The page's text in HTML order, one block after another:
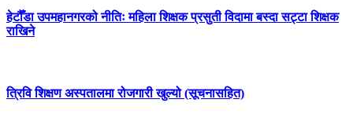
हेटौँडा उपमहानगरको नीतिः महिला शिक्षक प्रसुती विदामा बस्दा सट्टा शिक्षक
राखिने
त्रिवि शिक्षण अस्पतालमा रोजगारी खुल्यो (सूचनासहित)